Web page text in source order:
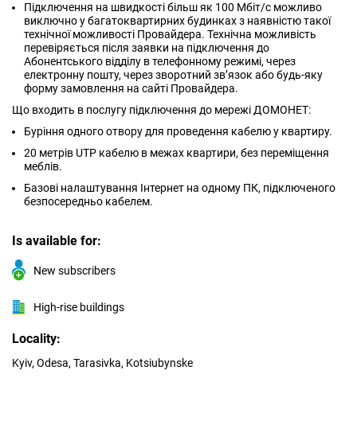
Підключення на швидкості більш як 100 Мбіт/с можливо
виключно у багатоквартирних будинках з наявністю такої
технічної можливості Провайдера. Технічна можливість
перевіряється після заявки на підключення до
Абонентського відділу в телефонному режимі, через
електронну пошту, через зворотний зв’язок або будь-яку
форму замовлення на сайті Провайдера.
Що входить в послугу підключення до мережі ДОМОНЕТ:
Буріння одного отвору для проведення кабелю у квартиру.
20 метрів UTP кабелю в межах квартири, без переміщення
меблів.
Базові налаштування Інтернет на одному ПК, підключеного
безпосередньо кабелем.
Is available for:
New subscribers
High-rise buildings
Locality:
Kyiv, Odesa, Tarasivka, Kotsiubynske